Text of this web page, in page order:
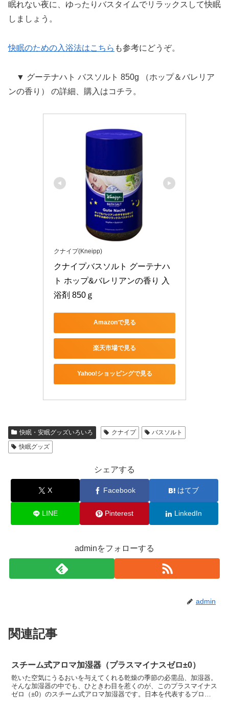
眠れない夜に、ゆったりバスタイムでリラックスして快眠
しましょう。
快眠のための入浴法はこちら も参考にどうぞ。
▼ グーテナハト バスソルト 850g （ホップ＆バレリア
ンの香り） の詳細、購入はコチラ。
クナイプ(Kneipp)
クナイプバスソルト グーテナハ
ト ホップ&バレリアンの香り 入
浴剤 850ｇ
Amazonで見る
楽天市場で見る
Yahoo!ショッピングで見る
快眠・安眠グッズいろいろ クナイプ
バスソルト
快眠グッズ
シェアする
X Facebook はてブ
LINE Pinterest LinkedIn
adminをフォローする
admin
関連記事
スチーム式アロマ加湿器（プラスマイナスゼロ±0）
乾いた空気にうるおいを与えてくれる乾燥の季節の必需品、加湿器。
そんな加湿器の中でも、ひときわ目を惹くのが、このプラスマイナス
ゼロ（±0）のスチーム式アロマ加湿器です。日本を代表するプロダ